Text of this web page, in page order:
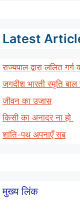
Latest
राज्यपाल द्वारा ललित गर्ग
जगदीश भारती स्मृति
जीवन का उजास
किसी का अनादर ना हो
शांति-पथ अपनाएँ सब
मुख्य लिंक